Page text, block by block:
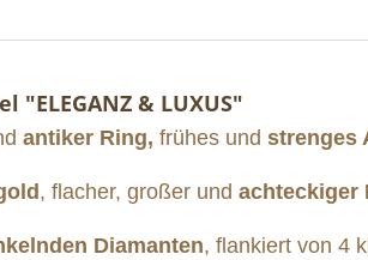
& LUXUS"
antiker Ring, frühes und strenges
, flacher, großer und achteckiger
Diamanten, flankiert von 4